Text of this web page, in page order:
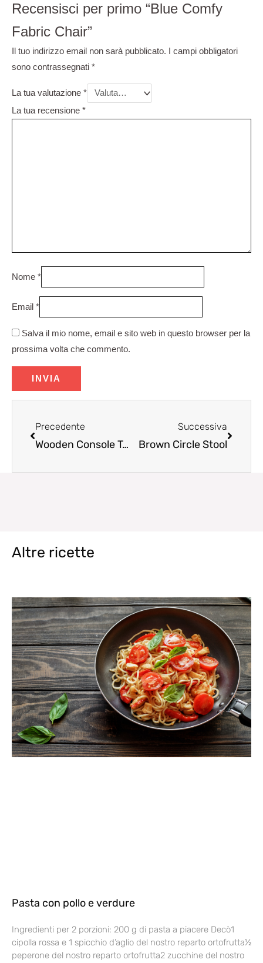
Recensisci per primo “Blue Comfy
Fabric Chair”
Il tuo indirizzo email non sarà pubblicato. I campi obbligatori
sono contrassegnati *
La tua valutazione *
La tua recensione *
Nome *
Email *
Salva il mio nome, email e sito web in questo browser per la
prossima volta che commento.
Precedente
Wooden Console Table
Successiva
Brown Circle Stool
Altre ricette
Pasta con pollo e verdure
Ingredienti per 2 porzioni: 200 g di pasta a piacere Decò1
cipolla rossa e 1 spicchio d’aglio del nostro reparto ortofrutta½
peperone del nostro reparto ortofrutta2 zucchine del nostro